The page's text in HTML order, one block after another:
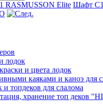
RASMUSSON Elite Шафт C1
лодок
и цвета лодок
каяками и каноэ для
топдеков для слалома
хранение топ деков